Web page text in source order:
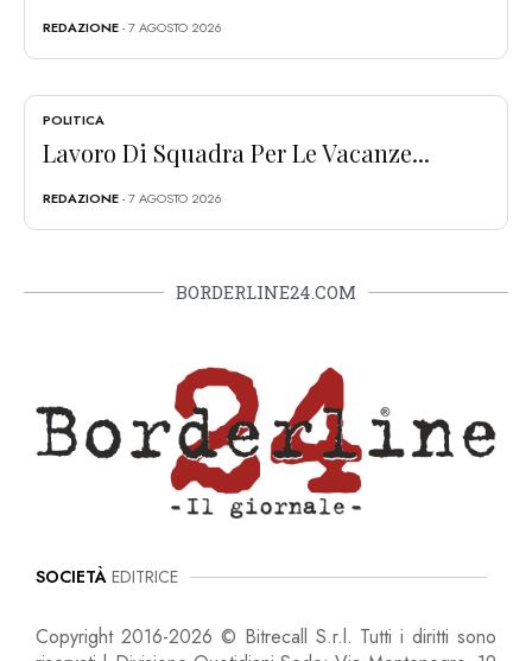
REDAZIONE- 7 AGOSTO 2026
POLITICA
Lavoro Di Squadra Per Le Vacanze...
REDAZIONE- 7 AGOSTO 2026
BORDERLINE24.COM
SOCIETÀ EDITRICE
Copyright 2016-2026 © Bitrecall S.r.l. Tutti i diritti sono